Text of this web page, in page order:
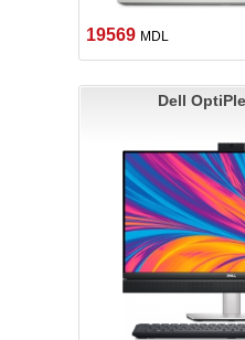
19569 MDL
Dell